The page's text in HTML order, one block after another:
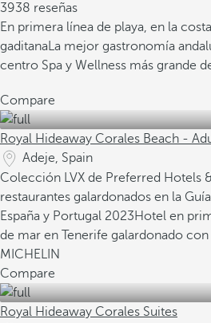
3938 reseñas
En primera línea de playa, en la costa
gaditanaLa mejor gastronomía
centro Spa y Wellness más grande
Compare
Royal Hideaway Corales Beach -
Adeje, Spain
Colección LVX de Preferred Hotels
restaurantes galardonados en la
España y Portugal 2023Hotel en
de mar en Tenerife galardonado con
MICHELIN
Compare
Royal Hideaway Corales Suites